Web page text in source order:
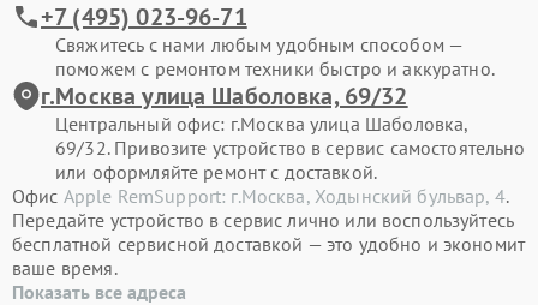
+7 (495) 023-96-71
Свяжитесь с нами любым удобным способом —
поможем с ремонтом техники быстро и аккуратно.
г.Москва улица Шаболовка, 69/32
Центральный офис: г.Москва улица Шаболовка,
69/32. Привозите устройство в сервис самостоятельно
или оформляйте ремонт с доставкой.
Офис Apple RemSupport: г.Москва, Ходынский бульвар, 4.
Передайте устройство в сервис лично или воспользуйтесь
бесплатной сервисной доставкой — это удобно и экономит
ваше время.
Показать все адреса